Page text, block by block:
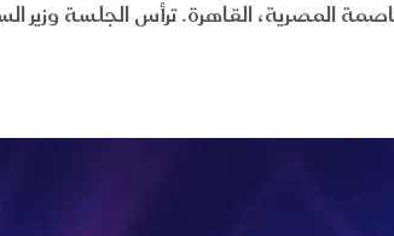
المصرية، القاهرة. ترأس الجلسة وزير